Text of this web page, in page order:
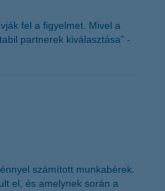
fel a figyelmet. Mivel a
partnerek kiválasztása” -
számított munkabérek.
el, és amelynek során a